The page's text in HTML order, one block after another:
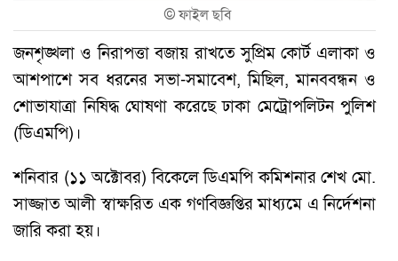
©ফাইল ছবি
জনশৃঙ্খলা ও নিরাপত্তা বজায় রাখতে সুপ্রিম কোর্ট এলাকা ও
আশপাশে সব ধরনের সভা-সমাবেশ, মিছিল, মানববন্ধন ও
শোভাযাত্রা নিষিদ্ধ ঘোষণা করেছে ঢাকা মেট্রোপলিটন পুলিশ
(ডিএমপি)।
শনিবার (১১ অক্টোবর) বিকেলে ডিএমপি কমিশনার শেখ মো.
সাজ্জাত আলী স্বাক্ষরিত এক গণবিজ্ঞপ্তির মাধ্যমে এ নির্দেশনা
জারি করা হয়।